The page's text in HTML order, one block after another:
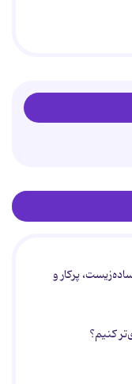
پرکار و